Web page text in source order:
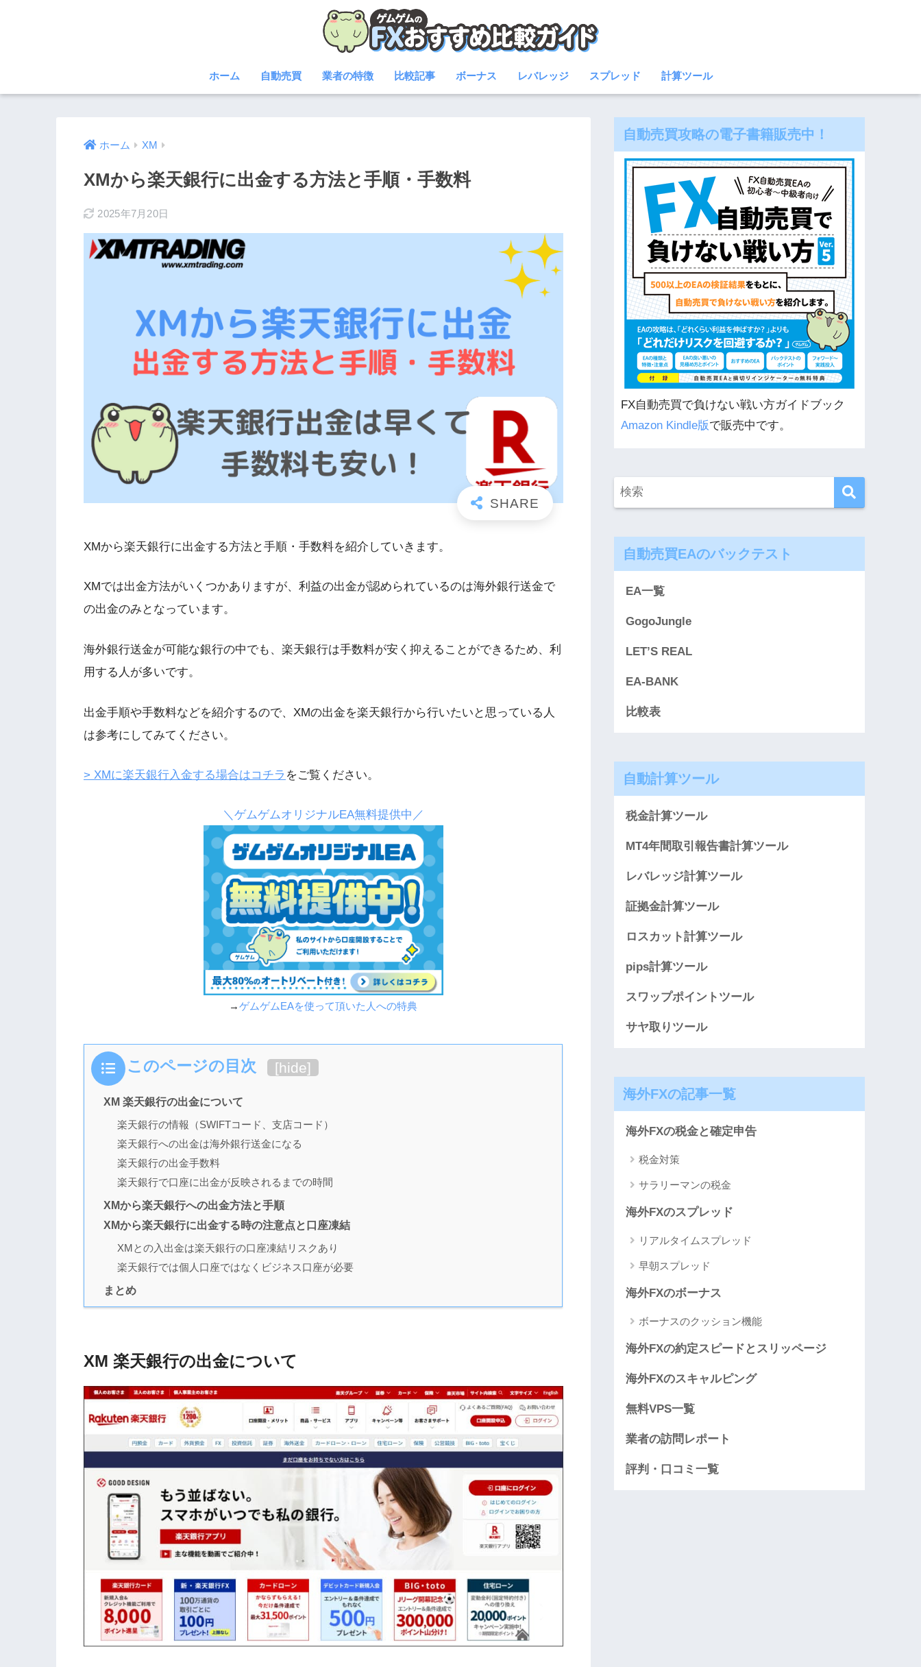
ホーム 自動売買 業者の特徴 比較記事 ボーナス レバレッジ スプレッド 計算ツール
ホーム XM
XMから楽天銀行に出金する方法と手順・手数料
2025年7月20日
XMから楽天銀行に出金する方法と手順・手数料を紹介していきます。
XMでは出金方法がいくつかありますが、利益の出金が認められているのは海外銀行送金で
の出金のみとなっています。
海外銀行送金が可能な銀行の中でも、楽天銀行は手数料が安く抑えることができるため、利
用する人が多いです。
出金手順や手数料などを紹介するので、XMの出金を楽天銀行から行いたいと思っている人
は参考にしてみてください。
> XMに楽天銀行入金する場合はコチラ をご覧ください。
＼ゲムゲムオリジナルEA無料提供中／
→ゲムゲムEAを使って頂いた人への特典
このページの目次 [hide]
XM 楽天銀行の出金について
楽天銀行の情報（SWIFTコード、支店コード）
楽天銀行への出金は海外銀行送金になる
楽天銀行の出金手数料
楽天銀行で口座に出金が反映されるまでの時間
XMから楽天銀行への出金方法と手順
XMから楽天銀行に出金する時の注意点と口座凍結
XMとの入出金は楽天銀行の口座凍結リスクあり
楽天銀行では個人口座ではなくビジネス口座が必要
まとめ
XM 楽天銀行の出金について
自動売買攻略の電子書籍販売中！
FX自動売買で負けない戦い方ガイドブック
Amazon Kindle版で販売中です。
自動売買EAのバックテスト
EA一覧
GogoJungle
LET’S REAL
EA-BANK
比較表
自動計算ツール
税金計算ツール
MT4年間取引報告書計算ツール
レバレッジ計算ツール
証拠金計算ツール
ロスカット計算ツール
pips計算ツール
スワップポイントツール
サヤ取りツール
海外FXの記事一覧
海外FXの税金と確定申告
税金対策
サラリーマンの税金
海外FXのスプレッド
リアルタイムスプレッド
早朝スプレッド
海外FXのボーナス
ボーナスのクッション機能
海外FXの約定スピードとスリッページ
海外FXのスキャルピング
無料VPS一覧
業者の訪問レポート
評判・口コミ一覧